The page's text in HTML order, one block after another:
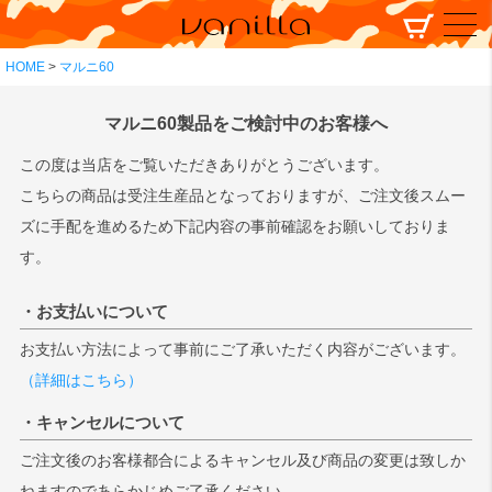
HOME マルニ60
マルニ60製品をご検討中のお客様へ
この度は当店をご覧いただきありがとうございます。
こちらの商品は受注生産品となっておりますが、ご注文後スムー
ズに手配を進めるため下記内容の事前確認をお願いしておりま
す。
・お支払いについて
お支払い方法によって事前にご了承いただく内容がございます。
（詳細はこちら）
・キャンセルについて
ご注文後のお客様都合によるキャンセル及び商品の変更は致しか